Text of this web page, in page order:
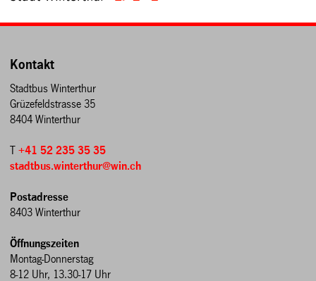
Kontakt
Stadtbus Winterthur
Grüzefeldstrasse 35
8404 Winterthur
T+41 52 235 35 35
stadtbus.winterthur@win.ch
Postadresse
8403 Winterthur
Öffnungszeiten
Montag-Donnerstag
8-12 Uhr, 13.30-17 Uhr